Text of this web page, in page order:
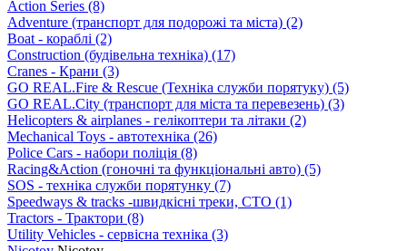
Action Series (8)
Adventure (транспорт для подорожі та міста) (2)
Boat - кораблі (2)
Construction (будівельна техніка) (17)
Cranes - Крани (3)
GO REAL.Fire & Rescue (Техніка служби порятуку) (5)
GO REAL.City (транспорт для міста та перевезень) (3)
Helicopters & airplanes - гелікоптери та літаки (2)
Mechanical Toys - автотехніка (26)
Police Cars - набори поліція (8)
Racing&Action (гоночні та функціональні авто) (5)
SOS - техніка служби порятунку (7)
Speedways & tracks -швидкісні треки, СТО (1)
Tractors - Трактори (8)
Utility Vehicles - сервісна техніка (3)